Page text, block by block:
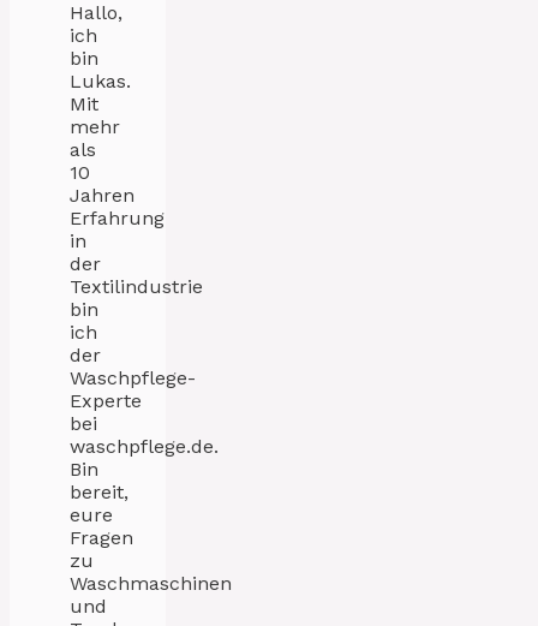
Hallo,
ich
bin
Lukas.
Mit
mehr
als
10
Jahren
Erfahrung
in
der
Textilindustrie
bin
ich
der
Waschpflege-
Experte
bei
waschpflege.de.
Bin
bereit,
eure
Fragen
zu
Waschmaschinen
und